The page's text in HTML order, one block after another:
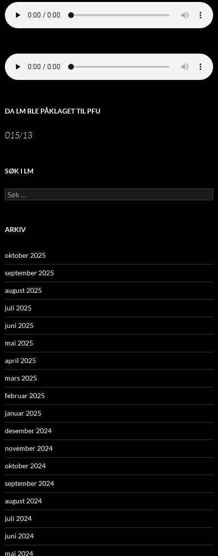
DA LM BLE PÅKLAGET TIL PFU
015/13
SØK I LM
Leit
etter:
ARKIV
oktober 2025
september 2025
august 2025
juli 2025
juni 2025
mai 2025
april 2025
mars 2025
februar 2025
januar 2025
desember 2024
november 2024
oktober 2024
september 2024
august 2024
juli 2024
juni 2024
mai 2024